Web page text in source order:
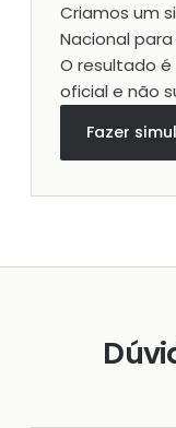
Criamos um
Nacional
O resultado
oficial e não
Fazer